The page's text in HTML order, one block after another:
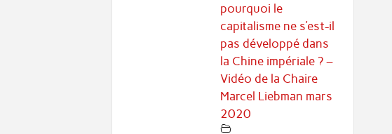
pourquoi le
capitalisme ne s’est-il
pas développé dans
la Chine impériale ? –
Vidéo de la Chaire
Marcel Liebman mars
2020